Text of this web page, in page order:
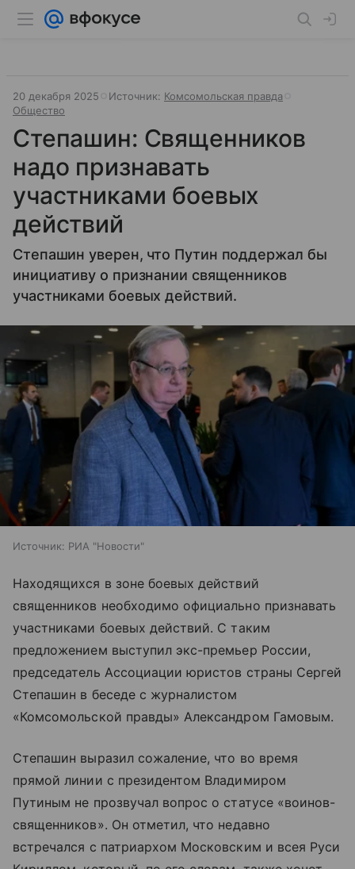
20 декабря 2025 Источник: Комсомольская правда
Общество
Степашин: Священников
надо признавать
участниками боевых
действий
Степашин уверен, что Путин поддержал бы
инициативу о признании священников
участниками боевых действий.
Источник: РИА "Новости"
Находящихся в зоне боевых действий
священников необходимо официально признавать
участниками боевых действий. С таким
предложением выступил экс-премьер России,
председатель Ассоциации юристов страны Сергей
Степашин в беседе с журналистом
«Комсомольской правды» Александром Гамовым.
Степашин выразил сожаление, что во время
прямой линии с президентом Владимиром
Путиным не прозвучал вопрос о статусе «воинов-
священников». Он отметил, что недавно
встречался с патриархом Московским и всея Руси